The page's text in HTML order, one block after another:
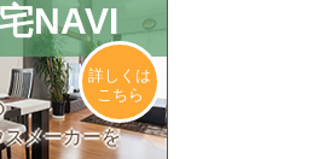
NAVI
メーカーを
詳しくは
こちら